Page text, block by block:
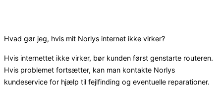
Hvad gør jeg, hvis mit Norlys internet ikke virker?
Hvis internettet ikke virker, bør kunden først genstarte routeren.
Hvis problemet fortsætter, kan man kontakte Norlys
kundeservice for hjælp til fejlfinding og eventuelle reparationer.